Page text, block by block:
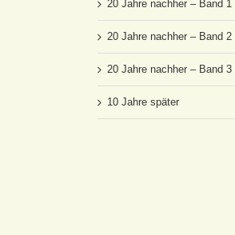
20 Jahre nachher – Band 1
20 Jahre nachher – Band 2
20 Jahre nachher – Band 3
10 Jahre später